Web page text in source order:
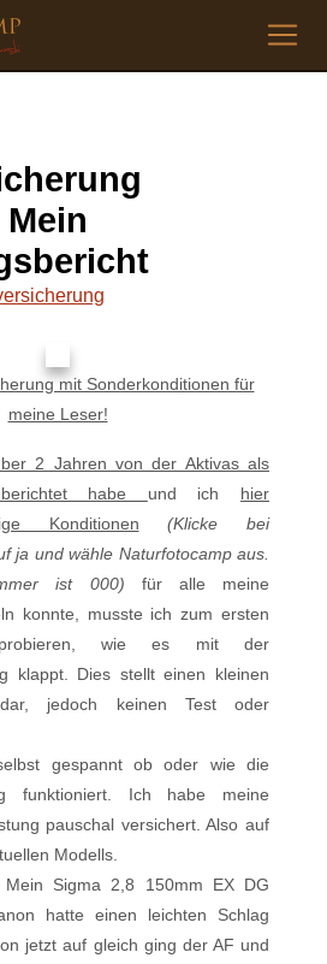
mit Sonderkonditionen für
meine Leser!
2 Jahren von der Aktivas als
berichtet habe und ich hier
Konditionen
(Klicke bei
ja und wähle Naturfotocamp aus.
ist 000) für alle meine
konnte, musste ich zum ersten
wie es mit der
klappt. Dies stellt einen kleinen
dar, jedoch keinen Test oder
gespannt ob oder wie die
funktioniert. Ich habe meine
pauschal versichert. Also auf
Modells.
Sigma 2,8 150mm EX DG
hatte einen leichten Schlag
jetzt auf gleich ging der AF und